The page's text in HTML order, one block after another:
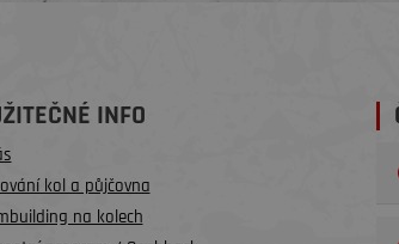
INFO
kol a půjčovna
na kolech